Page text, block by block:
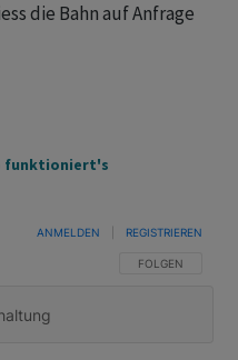
die Bahn auf Anfrage
funktioniert's
FOLGE DIESER
FOLGEN
ANMELDEN REGISTRIEREN